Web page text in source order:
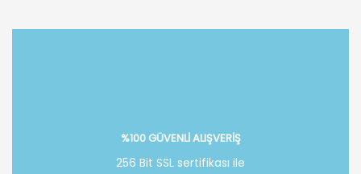
%100 GÜVENLİ ALIŞVERİŞ
256 Bit SSL sertifikası ile